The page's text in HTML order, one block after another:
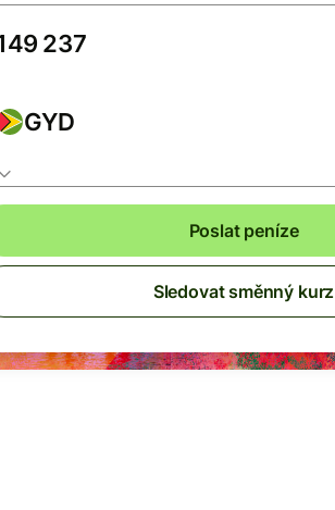
GYD
Poslat peníze
Sledovat směnný kurz